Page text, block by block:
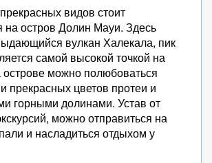
видов стоит
на остров Долин Мауи. Здесь
вулкан Халекала, пик
самой высокой точкой на
можно полюбоваться
прекрасных цветов протеи и
горными долинами. Устав от
можно отправиться на
и насладиться отдыхом у